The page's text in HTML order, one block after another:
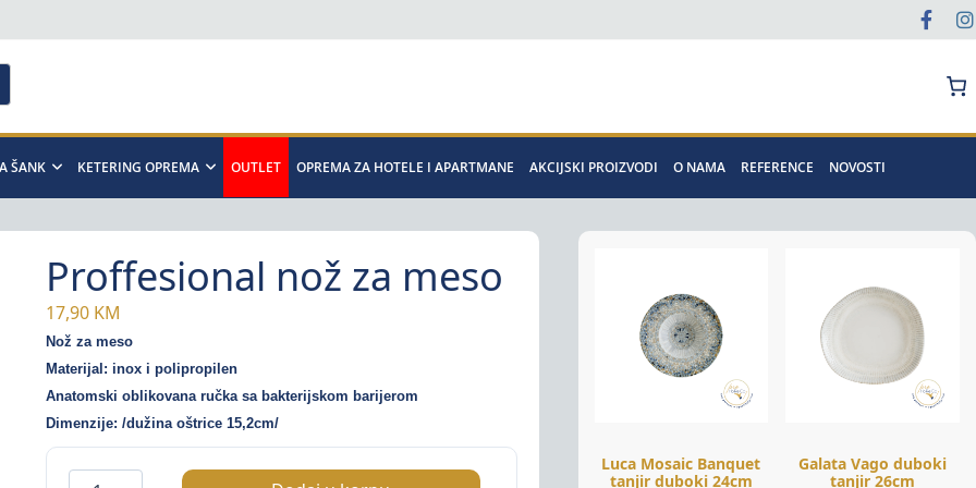
ŠANK KETERING OPREMA OUTLET OPREMA ZA HOTELE I APARTMANE AKCIJSKI PROIZVODI O NAMA REFERENCE NOVOSTI
Proffesional nož za meso
17,90 KM
Nož za meso
Materijal: inox i polipropilen
Anatomski oblikovana ručka sa bakterijskom barijerom
Dimenzije: /dužina oštrice 15,2cm/
Proffesional
Luca Mosaic Banquet
tanjir duboki 24cm
Galata Vago duboki
tanjir 26cm